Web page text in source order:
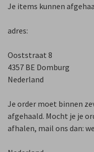
Je items kunnen
adres:
Ooststraat 8
4357 BE Domburg
Nederland
Je order moet binnen
afgehaald. Mocht je je
afhalen, mail ons dan: